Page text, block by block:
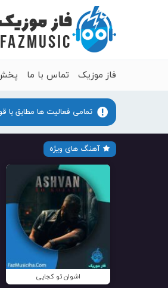
فاز موزیک تماس با ما
تمامی فعالیت ها مطابق با
آهنگ های ویژه
اشوان تو کجایی